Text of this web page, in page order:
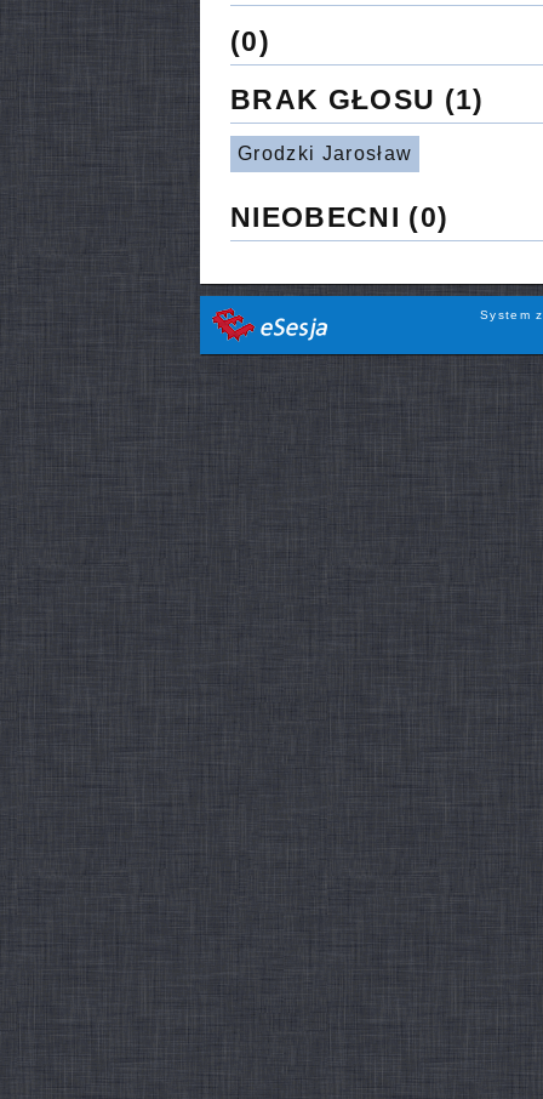
(0)
BRAK GŁOSU (1)
Grodzki Jarosław
NIEOBECNI (0)
System